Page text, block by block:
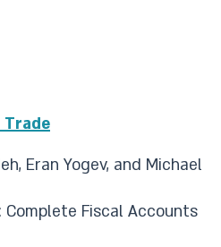
Eran Yogev, and Michael
Complete Fiscal Accounts